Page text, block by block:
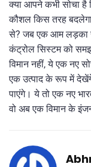
क्या आपने कभी सोचा है
कौशल किस तरह
से? जब एक आम लड़का
कंट्रोल सिस्टम को
विमान नहीं, ये एक
एक उत्पाद के रूप में
पाएंगे। ये तो एक नए
वो अब एक विमान के